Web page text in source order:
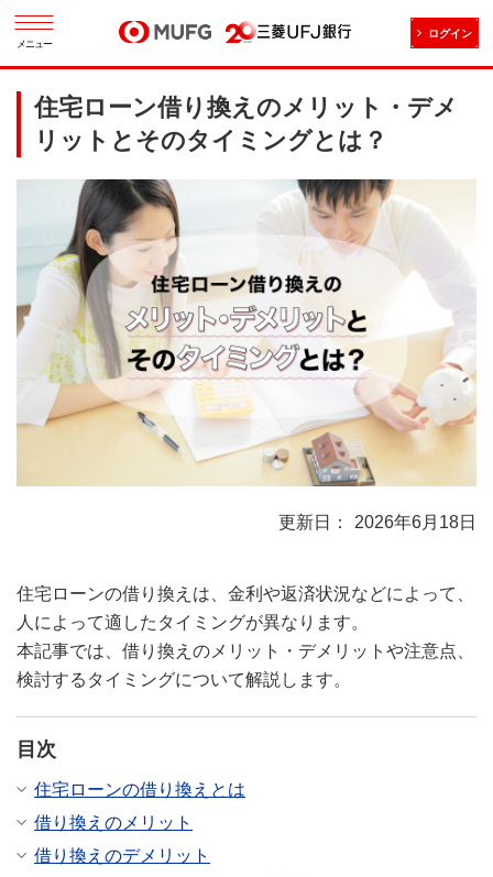
メニュー
ログイン
住宅ローン借り換えのメリット・デメ
リットとそのタイミングとは？
2026年6月18日
住宅ローンの借り換えは、金利や返済状況などによって、
人によって適したタイミングが異なります。
本記事では、借り換えのメリット・デメリットや注意点、
検討するタイミングについて解説します。
目次
住宅ローンの借り換えとは
借り換えのメリット
借り換えのデメリット